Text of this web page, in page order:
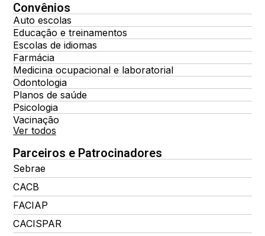
Convênios
Auto escolas
Educação e treinamentos
Escolas de idiomas
Farmácia
Medicina ocupacional e laboratorial
Odontologia
Planos de saúde
Psicologia
Vacinação
Ver todos
Parceiros e Patrocinadores
Sebrae
CACB
FACIAP
CACISPAR